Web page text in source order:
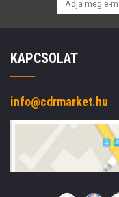
KAPCSOLAT
info@cdrmarket.hu